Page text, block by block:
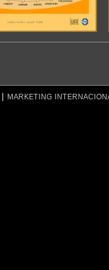
MARKETING